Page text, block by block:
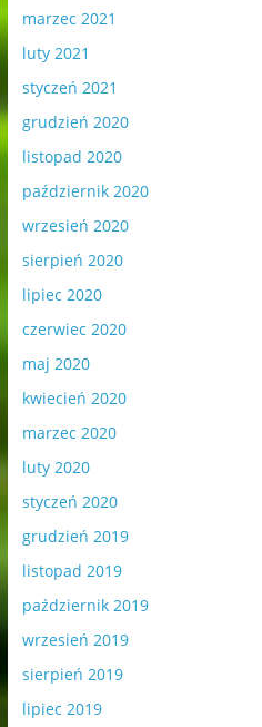
marzec 2021
luty 2021
styczeń 2021
grudzień 2020
listopad 2020
październik 2020
wrzesień 2020
sierpień 2020
lipiec 2020
czerwiec 2020
maj 2020
kwiecień 2020
marzec 2020
luty 2020
styczeń 2020
grudzień 2019
listopad 2019
październik 2019
wrzesień 2019
sierpień 2019
lipiec 2019